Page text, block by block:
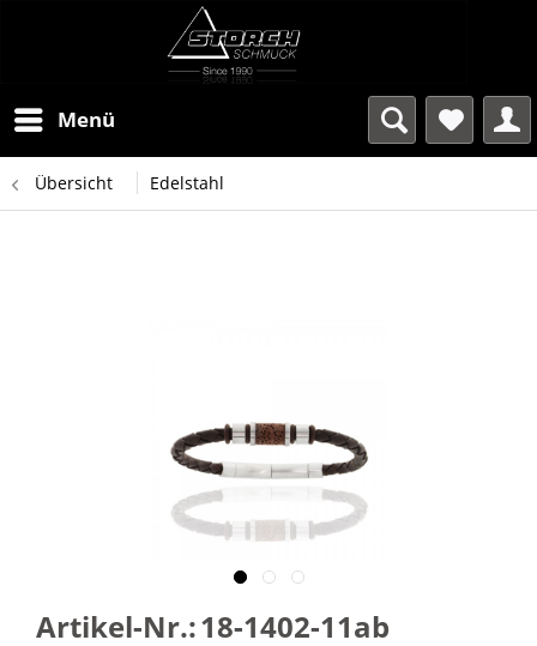
Menü
Übersicht Edelstahl
Artikel-Nr.:18-1402-11ab